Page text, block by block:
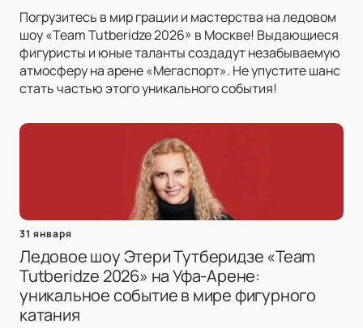
Погрузитесь в мир грации и мастерства на ледовом
шоу «Team Tutberidze 2026» в Москве! Выдающиеся
фигуристы и юные таланты создадут незабываемую
атмосферу на арене «Мегаспорт». Не упустите шанс
стать частью этого уникального события!
31 января
Ледовое шоу Этери Тутберидзе «Team
Tutberidze 2026» на Уфа-Арене:
уникальное событие в мире фигурного
катания